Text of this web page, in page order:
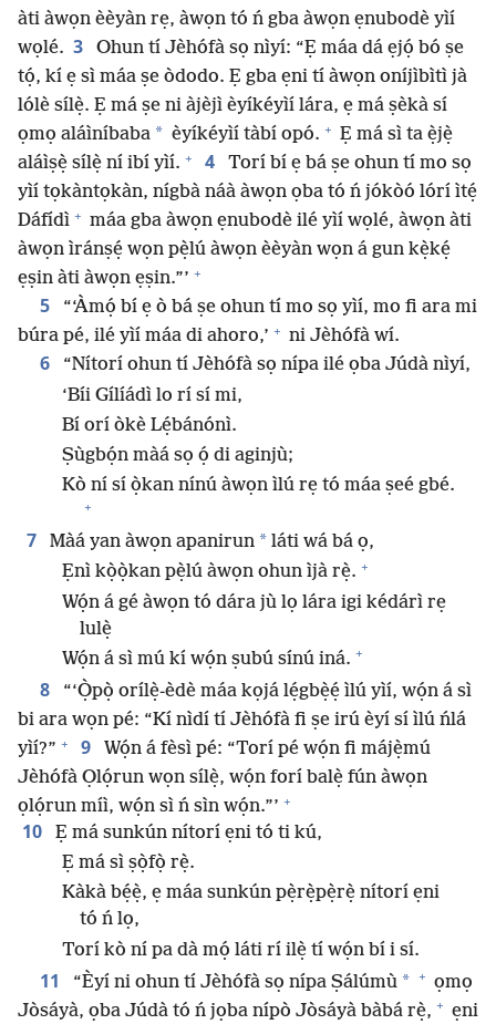
àti àwọn èèyàn rẹ, àwọn tó ń gba àwọn ẹnubodè yìí
wọlé. 3
Ohun tí Jèhófà sọ nìyí: “Ẹ máa dá ẹjọ́ bó ṣe
tọ́, kí ẹ sì máa ṣe òdodo. Ẹ gba ẹni tí àwọn oníjìbìtì jà
lólè sílẹ̀. Ẹ má ṣe ni àjèjì èyíkéyìí lára, ẹ má ṣèkà sí
ọmọ aláìníbaba * èyíkéyìí tàbí opó. + Ẹ má sì ta ẹ̀jẹ̀
aláìṣẹ̀ sílẹ̀ ní ibí yìí. + 4
Torí bí ẹ bá ṣe ohun tí mo sọ
yìí tọkàntọkàn, nígbà náà àwọn ọba tó ń jókòó lórí ìtẹ́
Dáfídì + máa gba àwọn ẹnubodè ilé yìí wọlé, àwọn àti
àwọn ìránṣẹ́ wọn pẹ̀lú àwọn èèyàn wọn á gun kẹ̀kẹ́
ẹṣin àti àwọn ẹṣin.”’ +
5
“‘Àmọ́ bí ẹ ò bá ṣe ohun tí mo sọ yìí, mo fi ara mi
búra pé, ilé yìí máa di ahoro,’ + ni Jèhófà wí.
6
“Nítorí ohun tí Jèhófà sọ nípa ilé ọba Júdà nìyí,
‘Bíi Gílíádì lo rí sí mi,
Bí orí òkè Lẹ́bánónì.
Ṣùgbọ́n màá sọ ọ́ di aginjù;
Kò ní sí ọ̀kan nínú àwọn ìlú rẹ tó máa ṣeé gbé.
+
7 Màá yan àwọn apanirun * láti wá bá ọ,
Ẹnì kọ̀ọ̀kan pẹ̀lú àwọn ohun ìjà rẹ̀. +
Wọ́n á gé àwọn tó dára jù lọ lára igi kédárì rẹ
lulẹ̀
Wọ́n á sì mú kí wọ́n ṣubú sínú iná. +
8
“‘Ọ̀pọ̀ orílẹ̀-èdè máa kọjá lẹ́gbẹ̀ẹ́ ìlú yìí, wọ́n á sì
bi ara wọn pé: “Kí nìdí tí Jèhófà fi ṣe irú èyí sí ìlú ńlá
yìí?” + 9
Wọ́n á fèsì pé: “Torí pé wọ́n fi májẹ̀mú
Jèhófà Ọlọ́run wọn sílẹ̀, wọ́n forí balẹ̀ fún àwọn
ọlọ́run míì, wọ́n sì ń sìn wọ́n.”’ +
10
Ẹ má sunkún nítorí ẹni tó ti kú,
Ẹ má sì ṣọ̀fọ̀ rẹ̀.
Kàkà bẹ́ẹ̀, ẹ máa sunkún pẹ̀rẹ̀pẹ̀rẹ̀ nítorí ẹni
tó ń lọ,
Torí kò ní pa dà mọ́ láti rí ilẹ̀ tí wọ́n bí i sí.
11 “Èyí ni ohun tí Jèhófà sọ nípa Ṣálúmù * + ọmọ
Jòsáyà, ọba Júdà tó ń jọba nípò Jòsáyà bàbá rẹ̀, + ẹni